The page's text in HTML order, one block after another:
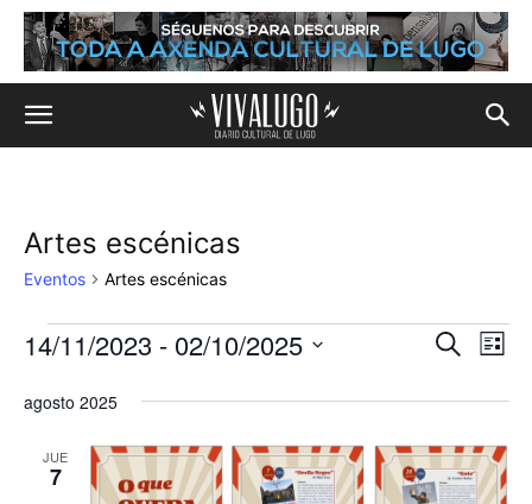
Artes escénicas
Eventos Artes escénicas
Eventos
de
y
Buscar
de
Lista
14/11/2023 - 02/10/2025
la
agosto 2025
JUE
7